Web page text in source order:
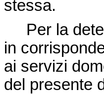
stessa.
Per la
in
ai servizi
del presente